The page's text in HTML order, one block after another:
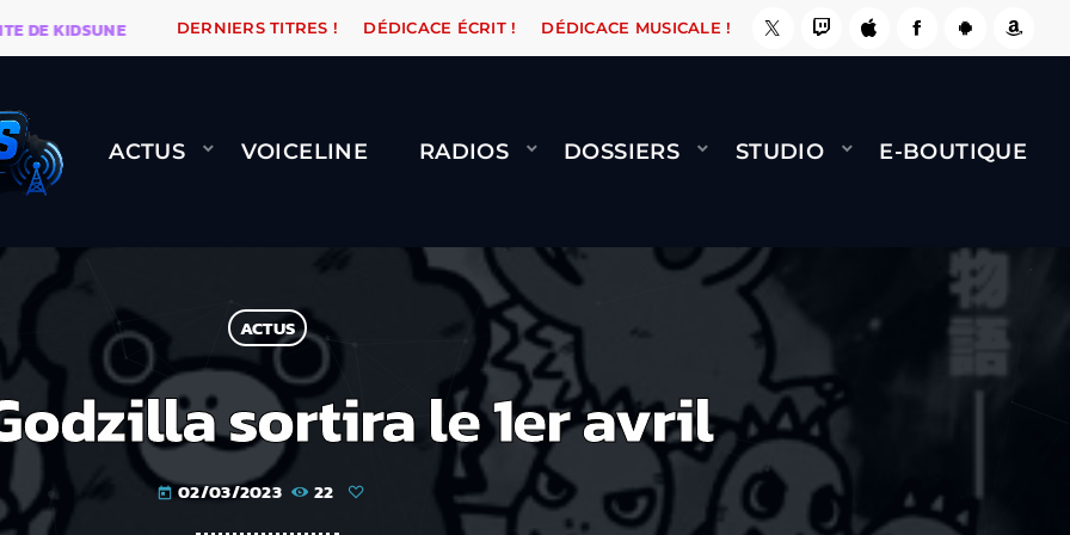
KIDSUNE WARÉTRO ORANGE ROAD QUI PASSE, ÇA LE FAIT ! NAMI BERNARD MINET - FLY
DERNIERS TITRES ! DÉDICACE ÉCRIT ! DÉDICACE MUSICALE !
ACTUS VOICELINE RADIOS DOSSIERS STUDIO E-BOUTIQUE
ACTUS
sortira le 1er avril
today 02/03/2023 22